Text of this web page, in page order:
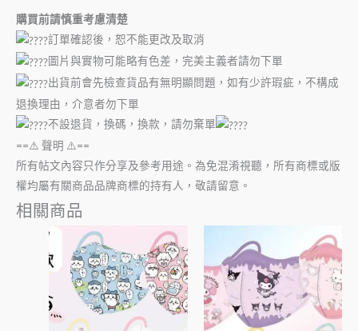
購買前請慎重考慮清楚
訂單確認後，恕不能更改及取消
圖片與實物可能略有色差，完美主義者請勿下單
出貨前會先檢查貨品有無明顯問題，如有少許瑕疵，不構成
退換理由，介意者勿下單
不設退貨，換碼，換款，請勿棄單
==⚠️ 聲明 ⚠️==
所有帖文內容只作分享及參考用途。為免混淆視聽，所有商標或版
權均屬有關商品品牌商標的持有人，敬請留意。
相關商品
此
產
品
有
多